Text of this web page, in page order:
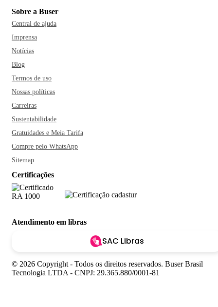
Sobre a Buser
Central de ajuda
Imprensa
Notícias
Blog
Termos de uso
Nossas políticas
Carreiras
Sustentabilidade
Gratuidades e Meia Tarifa
Compre pelo WhatsApp
Sitemap
Certificações
Atendimento em libras
SAC Libras
© 2026 Copyright - Todos os direitos reservados. Buser Brasil
Tecnologia LTDA - CNPJ: 29.365.880/0001-81